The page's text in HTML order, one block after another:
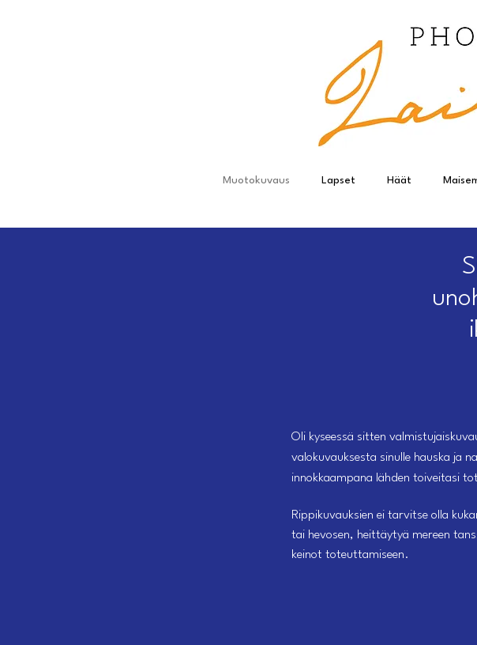
Muotokuvaus Lapset Häät
Oli kyseessä sitten
valokuvauksesta sinulle hauska ja
innokkaampana lähden toiveitasi
Rippikuvauksien ei tarvitse olla
tai hevosen, heittäytyä mereen
keinot toteuttamiseen.